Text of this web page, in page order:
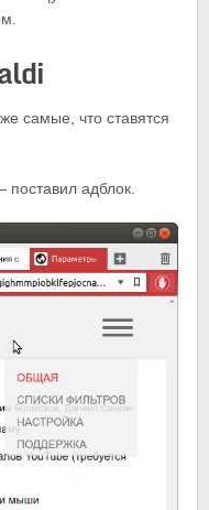
самые, что ставятся
адблок.